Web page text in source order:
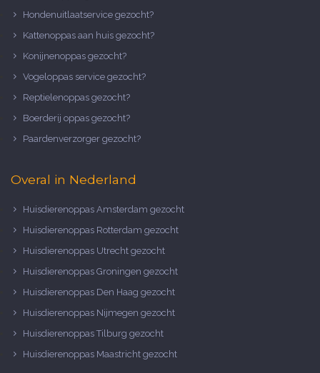
Hondenuitlaatservice gezocht?
Kattenoppas aan huis gezocht?
Konijnenoppas gezocht?
Vogeloppas service gezocht?
Reptielenoppas gezocht?
Boerderij oppas gezocht?
Paardenverzorger gezocht?
Overal in Nederland
Huisdierenoppas Amsterdam gezocht
Huisdierenoppas Rotterdam gezocht
Huisdierenoppas Utrecht gezocht
Huisdierenoppas Groningen gezocht
Huisdierenoppas Den Haag gezocht
Huisdierenoppas Nijmegen gezocht
Huisdierenoppas Tilburg gezocht
Huisdierenoppas Maastricht gezocht